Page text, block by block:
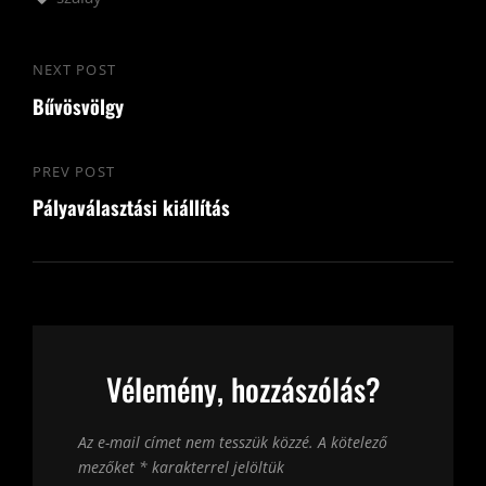
Bejegyzés
navigáció
Previous
Post
PREV POST
Pályaválasztási kiállítás
Next
Post
NEXT POST
Bűvösvölgy
Vélemény, hozzászólás?
Az e-mail címet nem tesszük közzé. A kötelező
mezőket * karakterrel jelöltük